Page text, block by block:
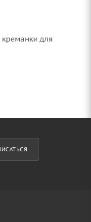
для